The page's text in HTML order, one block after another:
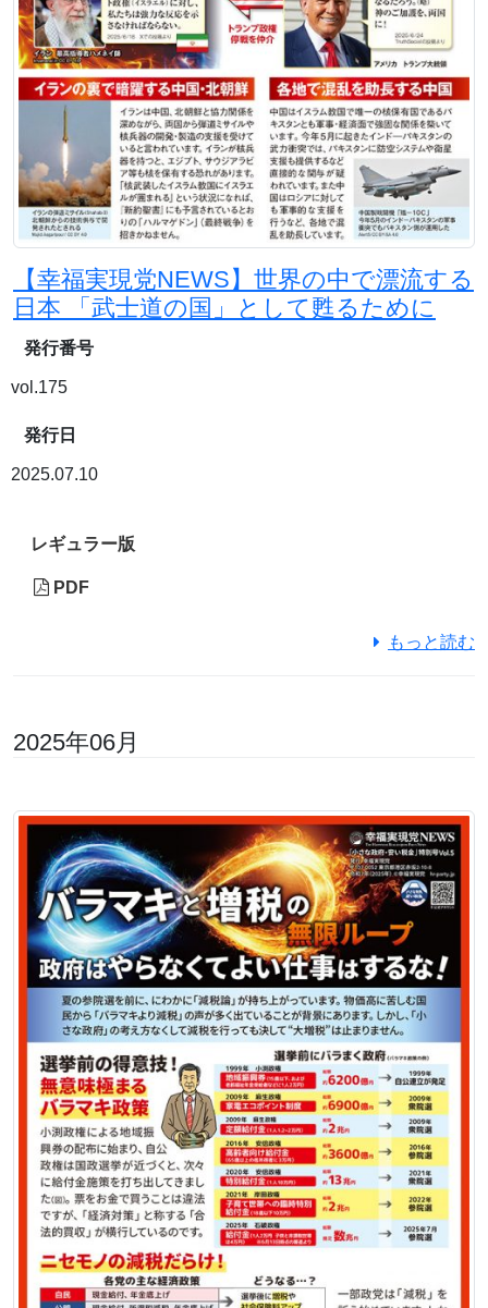
【幸福実現党NEWS】世界の中で漂流する
日本 「武士道の国」として甦るために
発行番号
vol.175
発行日
2025.07.10
レギュラー版
PDF
もっと読む
2025年06月